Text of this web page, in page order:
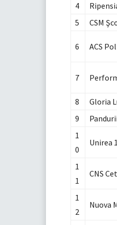
4
5
CSM
6 ACS
7
8 Gloria
9
1
0
Unirea
1
1
CNS
1
2
Nuova